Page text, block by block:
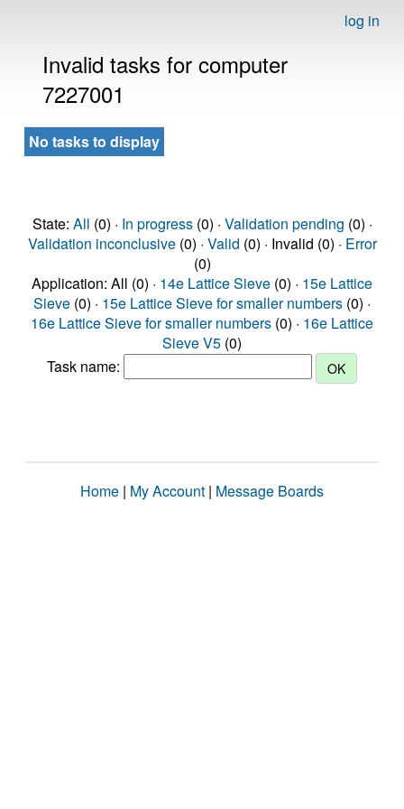
log in
Invalid tasks for computer
7227001
No tasks to display
State: All (0) · In progress(0) · Validation pending (0) ·
Validation inconclusive(0) · Valid (0) · Invalid (0) · Error
(0)
Application: All (0) · 14e Lattice Sieve (0) · 15e Lattice
Sieve (0) · 15e Lattice Sieve for smaller numbers (0) ·
16e Lattice Sieve for smaller numbers (0) · 16e Lattice
Sieve V5 (0)
Task name:
Home | My Account | Message Boards